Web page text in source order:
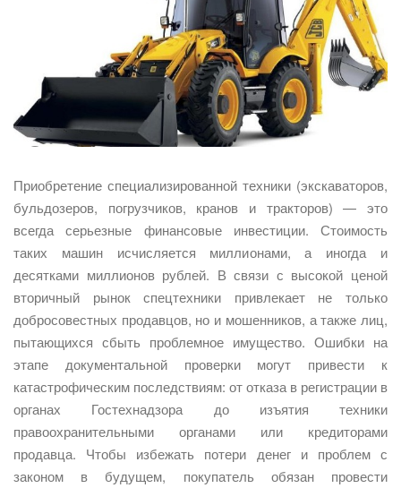
Приобретение специализированной техники (экскаваторов,
бульдозеров, погрузчиков, кранов и тракторов) — это
всегда серьезные финансовые инвестиции. Стоимость
таких машин исчисляется миллионами, а иногда и
десятками миллионов рублей. В связи с высокой ценой
вторичный рынок спецтехники привлекает не только
добросовестных продавцов, но и мошенников, а также лиц,
пытающихся сбыть проблемное имущество. Ошибки на
этапе документальной проверки могут привести к
катастрофическим последствиям: от отказа в регистрации в
органах Гостехнадзора до изъятия техники
правоохранительными органами или кредиторами
продавца. Чтобы избежать потери денег и проблем с
законом в будущем, покупатель обязан провести